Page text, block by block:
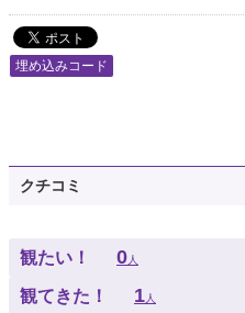
埋め込みコード
クチコミ
観たい！ 0人
観てきた！ 1人